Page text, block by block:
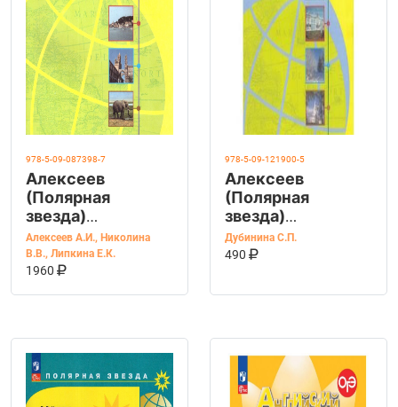
978-5-09-087398-7
Алексеев
(Полярная
звезда)
География 7
класс
Алексеев А.И., Николина
В.В., Липкина Е.К.
1960
В КОРЗИНУ
978-5-09-121900-5
Алексеев
(Полярная
звезда)
География 8 кл.
Практические
Дубинина С.П.
490
В КОРЗИНУ